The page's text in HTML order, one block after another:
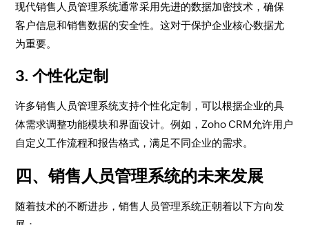
现代销售人员管理系统通常采用先进的数据加密技术，确保
客户信息和销售数据的安全性。这对于保护企业核心数据尤
为重要。
3. 个性化定制
许多销售人员管理系统支持个性化定制，可以根据企业的具
体需求调整功能模块和界面设计。例如，Zoho CRM允许用户
自定义工作流程和报告格式，满足不同企业的需求。
四、销售人员管理系统的未来发展
随着技术的不断进步，销售人员管理系统正朝着以下方向发